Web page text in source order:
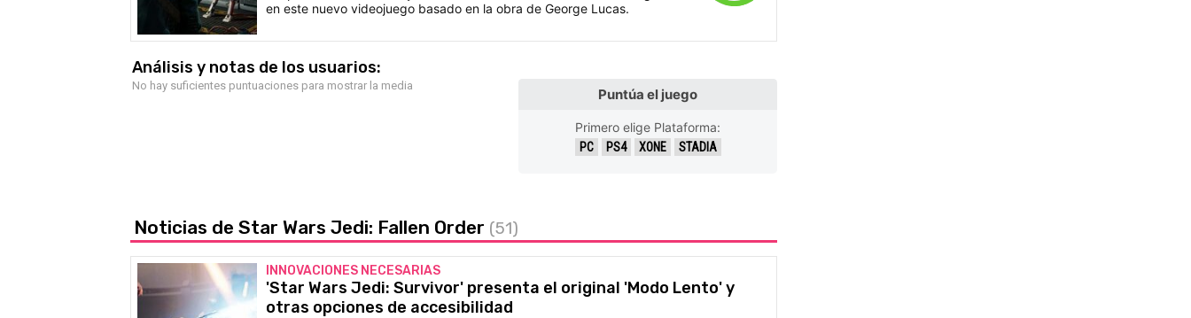
en este nuevo videojuego basado en la obra de George Lucas.
Análisis y notas de los usuarios:
No hay suficientes puntuaciones para mostrar la media
Puntúa el juego
Primero elige Plataforma:
PC PS4 XONE STADIA
Noticias de Star Wars Jedi: Fallen Order (51)
INNOVACIONES NECESARIAS
'Star Wars Jedi: Survivor' presenta el original 'Modo Lento' y
otras opciones de accesibilidad